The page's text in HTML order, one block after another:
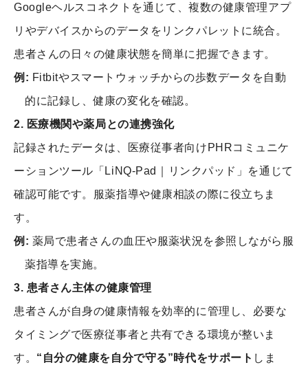
Googleヘルスコネクトを通じて、複数の健康管理アプ
リやデバイスからのデータをリンクパレットに統合。
患者さんの日々の健康状態を簡単に把握できます。
例: Fitbitやスマートウォッチからの歩数データを自動
的に記録し、健康の変化を確認。
2. 医療機関や薬局との連携強化
記録されたデータは、医療従事者向けPHRコミュニケ
ーションツール「LiNQ-Pad｜リンクパッド」を通じて
確認可能です。服薬指導や健康相談の際に役立ちま
す。
例: 薬局で患者さんの血圧や服薬状況を参照しながら服
薬指導を実施。
3. 患者さん主体の健康管理
患者さんが自身の健康情報を効率的に管理し、必要な
タイミングで医療従事者と共有できる環境が整いま
す。 “自分の健康を自分で守る”時代をサポート しま